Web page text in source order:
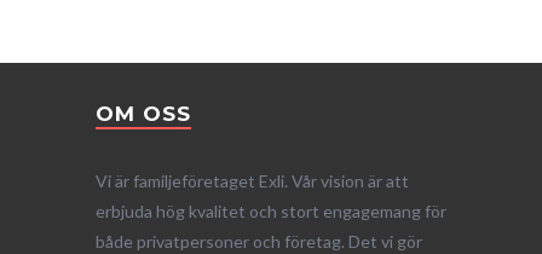
OM OSS
Vi är familjeföretaget Exli. Vår vision är att
erbjuda hög kvalitet och stort engagemang för
både privatpersoner och företag. Det vi gör